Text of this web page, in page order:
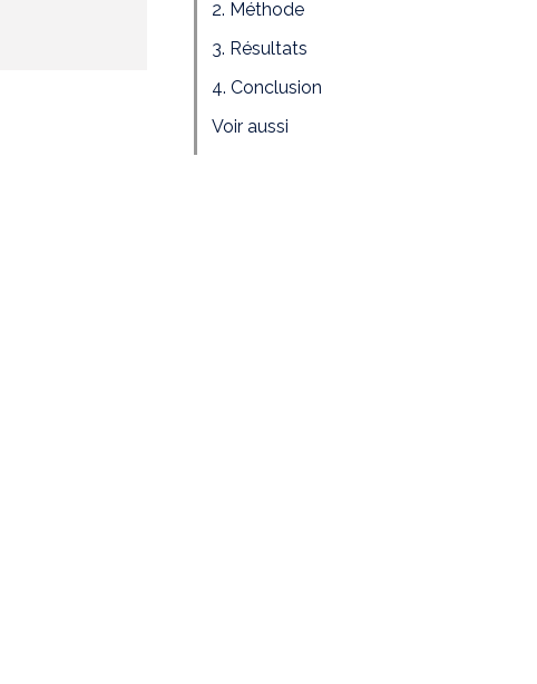
2. Méthode
3. Résultats
4. Conclusion
Voir aussi